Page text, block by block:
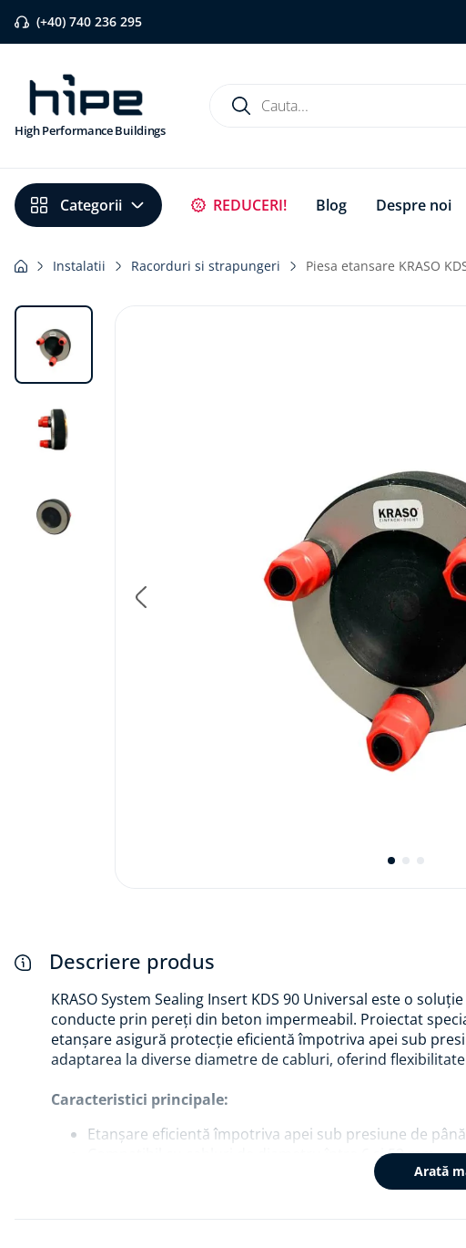
(+40) 740 236 295
High Performance Buildings
1.
banda etansare
3.
pervaz aluminiu
diblu cap plastic si cui metalic
REDUCERI! Blog Despre noi
Instalatii Racorduri si strapungeri Piesa etansare KRASO
Descriere produs
KRASO System Sealing Insert KDS 90 Universal este o
conducte prin pereți din beton impermeabil. Proiectat
etanșare asigură protecție eficientă împotriva apei sub
adaptarea la diverse diametre de cabluri, oferind
Caracteristici principale:
Etanșare eficientă împotriva apei sub presiune de
Compatibil cu cabluri de diametru între 6 și 52 mm
Echipat cu piuliță de control al cuplului KRASO DKM
Fabricat din oțel inoxidabil V2A, rezistent la coroziune
Arată